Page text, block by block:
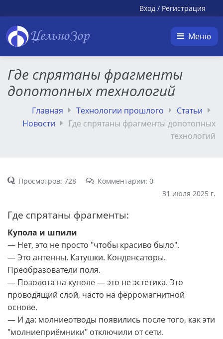
Вход / Регистрация
ЦельноЗор Меню
Где спрятаны фрагменты
допотопных технологий
Главная Технологии прошлого
Статьи
Новости
Где спрятаны фрагменты допотопных
технологий
Просмотров: 728
Комментарии: 0
31 июля 2025 г.
Где спрятаны фрагменты:
Купола и шпили
— Нет, это не просто "чтобы красиво было".
— Это антенны. Катушки. Конденсаторы.
Преобразователи поля.
— Позолота на куполе — это не эстетика. Это
проводящий слой, часто на ферромагнитной
основе.
— И да: молниеотводы появились после того, как эти
"молниеприёмники" отключили от сети.